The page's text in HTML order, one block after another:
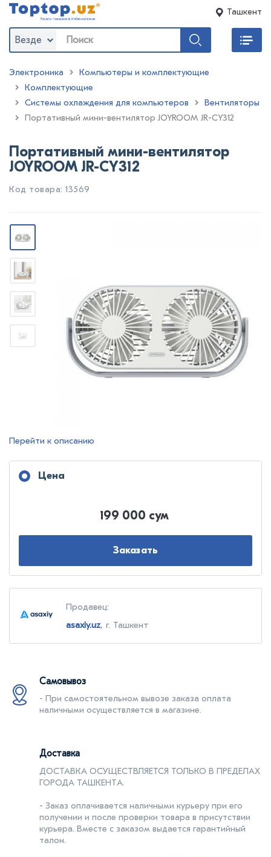
Ташкент
Везде
Электроника
Компьютеры и комплектующие
Комплектующие
Системы охлаждения для компьютеров
Вентиляторы
Портативный мини-вентилятор JOYROOM JR-CY312
Портативный мини-вентилятор
JOYROOM JR-CY312
Код товара: 13569
Перейти к описанию
Цена
199 000 сум
Заказать
Продавец:
asaxiy.uz, г. Ташкент
Самовывоз
- При самостоятельном вывозе заказа оплата
наличными осуществляется в магазине.
Доставка
ДОСТАВКА ОСУЩЕСТВЛЯЕТСЯ ТОЛЬКО В ПРЕДЕЛАХ
ГОРОДА ТАШКЕНТA.
- Заказ оплачивается наличными курьеру при его
получении и после проверки товара в присутствии
курьера. Вместе с заказом выдается гарантийный
талон.